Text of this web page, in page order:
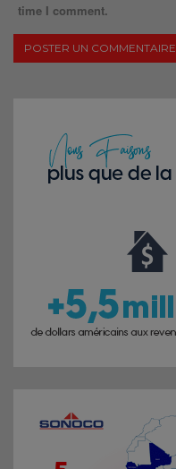
time I comment.